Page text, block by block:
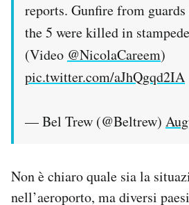
reports. Gunfire from
the 5 were killed in
(Video @NicolaCareem)
pic.twitter.com/aJhQgqd2IA
— Bel Trew (@Beltrew)
Non è chiaro quale sia la
nell’aeroporto, ma diversi